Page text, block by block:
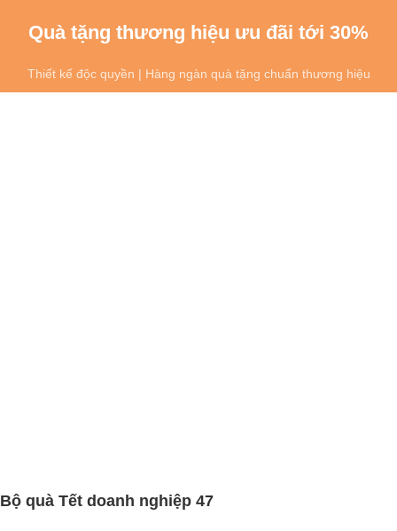
Quà tặng thương hiệu ưu đãi tới 30%
Thiết kế độc quyền | Hàng ngàn quà tặng chuẩn thương hiệu
Bộ quà Tết doanh nghiệp 47